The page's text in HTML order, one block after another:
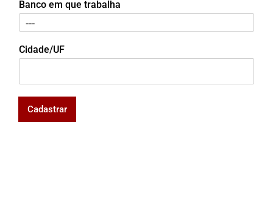
Banco em que trabalha
Cidade/UF
Cadastrar